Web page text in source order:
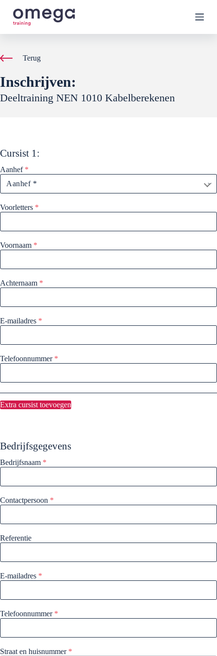
G
a
d
i
n
h
Terug
Inschrijven:
Deeltraining NEN 1010 Kabelberekenen
Cursist 1:
Aanhef *
Voorletters *
Voornaam *
Achternaam *
E-mailadres *
Telefoonnummer *
Extra cursist toevoegen
Bedrijfsgegevens
Bedrijfsnaam *
Contactpersoon *
Referentie
E-mailadres *
Telefoonnummer *
Straat en huisnummer *